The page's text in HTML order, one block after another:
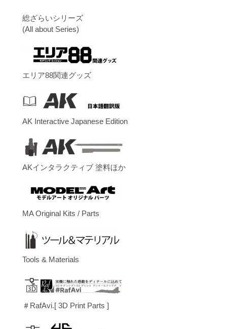
総ざらいシリーズ
(All about Series)
エリア88関連グッズ
AK Interactive Japanese Edition
AKインタラクティブ 塗料ほか
MA Original Kits / Parts
Tools & Materials
＃RafAvi.[ 3D Print Parts ]